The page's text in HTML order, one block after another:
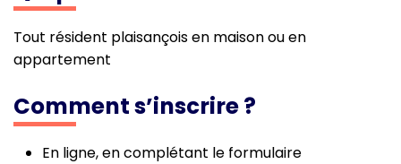
Tout résident plaisançois en maison ou en
appartement
Comment s’inscrire ?
En ligne, en complétant le formulaire